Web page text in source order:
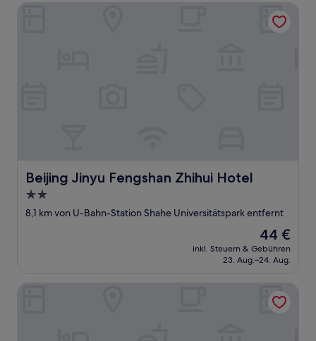
Beijing Jinyu Fengshan Zhihui Hotel
Beijing Jinyu Fengshan Zhihui Hotel
2.0-
Sterne-
8,1 km von U-Bahn-Station Shahe Universitätspark entfernt
Der
Preis
beträgt
44 €
inkl. Steuern & Gebühren
23. Aug.–24. Aug.